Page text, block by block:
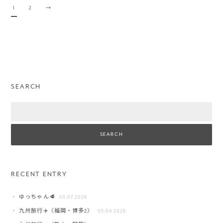
1 2 →
SEARCH
RECENT ENTRY
ゆっちゃん🥩 05.07 2026
九州旅行✈️〈福岡・博多2〉 05.04 2026